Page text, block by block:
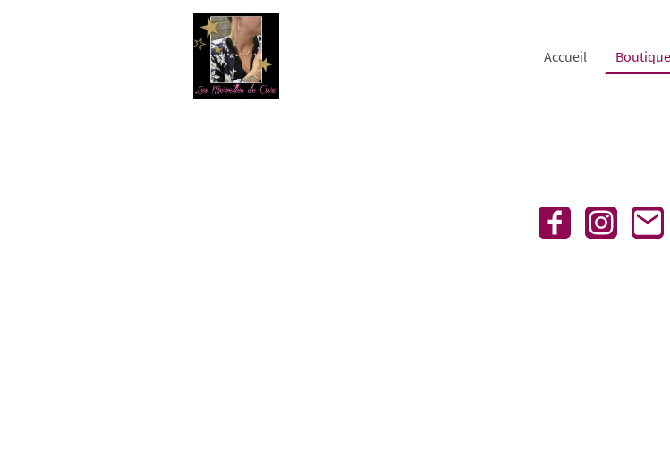
Accueil Boutique